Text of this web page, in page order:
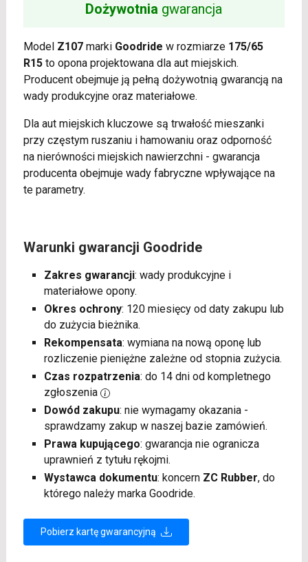
Dożywotnia gwarancja
Model Z107marki Goodride w rozmiarze 175/65
R15to opona projektowana dla aut miejskich.
Producent obejmuje ją pełną dożywotnią gwarancją na
wady produkcyjne oraz materiałowe.
Dla aut miejskich kluczowe są trwałość mieszanki
przy częstym ruszaniu i hamowaniu oraz odporność
na nierówności miejskich nawierzchni - gwarancja
producenta obejmuje wady fabryczne wpływające na
te parametry.
Warunki gwarancji Goodride
Zakres gwarancji: wady produkcyjne i
materiałowe opony.
Okres ochrony: 120 miesięcy od daty zakupu lub
do zużycia bieżnika.
Rekompensata: wymiana na nową oponę lub
rozliczenie pieniężne zależne od stopnia zużycia.
Czas rozpatrzenia: do 14 dni od kompletnego
zgłoszenia
Dowód zakupu: nie wymagamy okazania -
sprawdzamy zakup w naszej bazie zamówień.
Prawa kupującego: gwarancja nie ogranicza
uprawnień z tytułu rękojmi.
Wystawca dokumentu: koncern ZC Rubber, do
którego należy marka Goodride.
Pobierz kartę gwarancyjną